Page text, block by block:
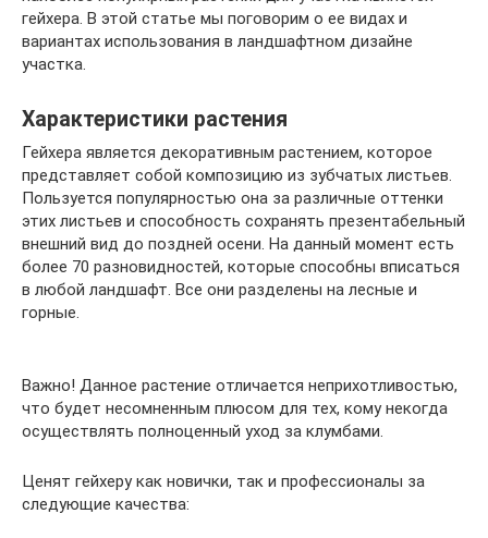
гейхера. В этой статье мы поговорим о ее видах и
вариантах использования в ландшафтном дизайне
участка.
Характеристики растения
Гейхера является декоративным растением, которое
представляет собой композицию из зубчатых листьев.
Пользуется популярностью она за различные оттенки
этих листьев и способность сохранять презентабельный
внешний вид до поздней осени. На данный момент есть
более 70 разновидностей, которые способны вписаться
в любой ландшафт. Все они разделены на лесные и
горные.
Важно! Данное растение отличается неприхотливостью,
что будет несомненным плюсом для тех, кому некогда
осуществлять полноценный уход за клумбами.
Ценят гейхеру как новички, так и профессионалы за
следующие качества: